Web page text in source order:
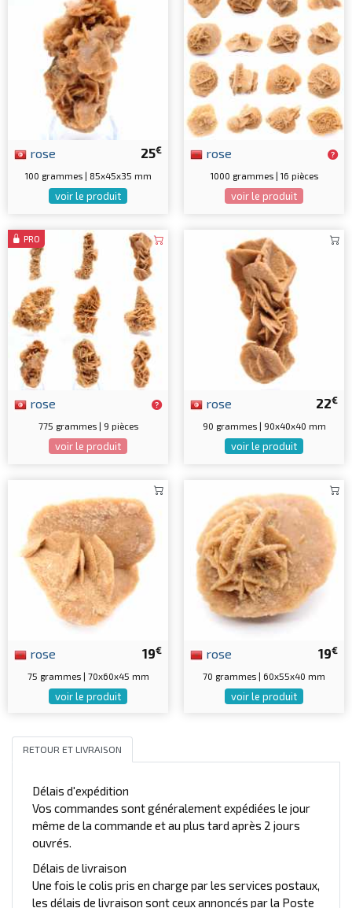
25€
rose
100 grammes | 85x45x35 mm
voir le produit
rose
1000 grammes | 16 pièces
voir le produit
PRO
rose
775 grammes | 9 pièces
voir le produit
22€
rose
90 grammes | 90x40x40 mm
voir le produit
19€
rose
75 grammes | 70x60x45 mm
voir le produit
19€
rose
70 grammes | 60x55x40 mm
voir le produit
RETOUR ET LIVRAISON
Délais d'expédition
Vos commandes sont généralement expédiées le jour
même de la commande et au plus tard après 2 jours
ouvrés.
Délais de livraison
Une fois le colis pris en charge par les services postaux,
les délais de livraison sont ceux annoncés par la Poste